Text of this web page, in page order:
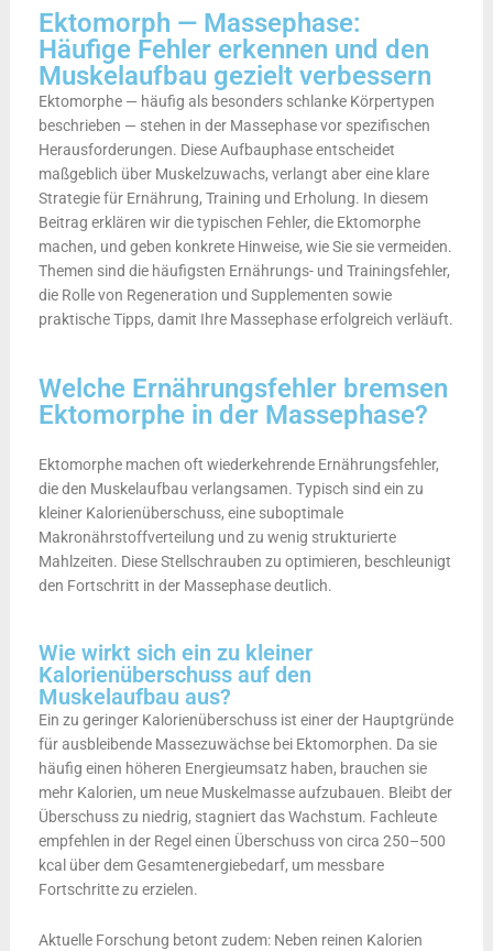
Ektomorph — Massephase:
Häufige Fehler erkennen und den
Muskelaufbau gezielt verbessern
Ektomorphe — häufig als besonders schlanke Körpertypen
beschrieben — stehen in der Massephase vor spezifischen
Herausforderungen. Diese Aufbauphase entscheidet
maßgeblich über Muskelzuwachs, verlangt aber eine klare
Strategie für Ernährung, Training und Erholung. In diesem
Beitrag erklären wir die typischen Fehler, die Ektomorphe
machen, und geben konkrete Hinweise, wie Sie sie vermeiden.
Themen sind die häufigsten Ernährungs- und Trainingsfehler,
die Rolle von Regeneration und Supplementen sowie
praktische Tipps, damit Ihre Massephase erfolgreich verläuft.
Welche Ernährungsfehler bremsen
Ektomorphe in der Massephase?
Ektomorphe machen oft wiederkehrende Ernährungsfehler,
die den Muskelaufbau verlangsamen. Typisch sind ein zu
kleiner Kalorienüberschuss, eine suboptimale
Makronährstoffverteilung und zu wenig strukturierte
Mahlzeiten. Diese Stellschrauben zu optimieren, beschleunigt
den Fortschritt in der Massephase deutlich.
Wie wirkt sich ein zu kleiner
Kalorienüberschuss auf den
Muskelaufbau aus?
Ein zu geringer Kalorienüberschuss ist einer der Hauptgründe
für ausbleibende Massezuwächse bei Ektomorphen. Da sie
häufig einen höheren Energieumsatz haben, brauchen sie
mehr Kalorien, um neue Muskelmasse aufzubauen. Bleibt der
Überschuss zu niedrig, stagniert das Wachstum. Fachleute
empfehlen in der Regel einen Überschuss von circa 250–500
kcal über dem Gesamtenergiebedarf, um messbare
Fortschritte zu erzielen.
Aktuelle Forschung betont zudem: Neben reinen Kalorien